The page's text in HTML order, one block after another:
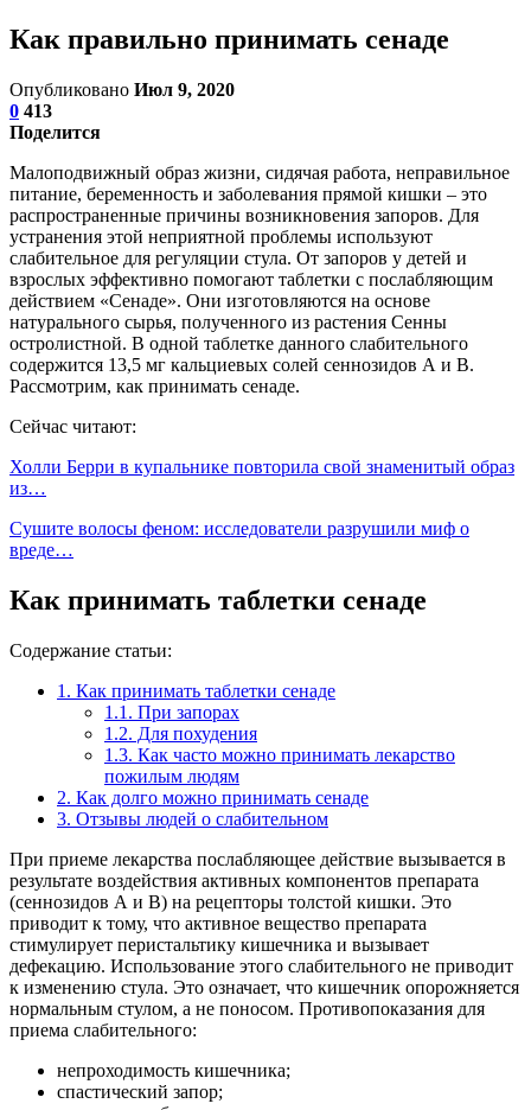
Как правильно принимать сенаде
Опубликовано Июл 9, 2020
0 413
Поделится
Малоподвижный образ жизни, сидячая работа, неправильное
питание, беременность и заболевания прямой кишки – это
распространенные причины возникновения запоров. Для
устранения этой неприятной проблемы используют
слабительное для регуляции стула. От запоров у детей и
взрослых эффективно помогают таблетки с послабляющим
действием «Сенаде». Они изготовляются на основе
натурального сырья, полученного из растения Сенны
остролистной. В одной таблетке данного слабительного
содержится 13,5 мг кальциевых солей сеннозидов А и В.
Рассмотрим, как принимать сенаде.
Сейчас читают:
Холли Берри в купальнике повторила свой знаменитый образ
из…
Сушите волосы феном: исследователи разрушили миф о
вреде…
Как принимать таблетки сенаде
Содержание статьи:
1. Как принимать таблетки сенаде
1.1. При запорах
1.2. Для похудения
1.3. Как часто можно принимать лекарство
пожилым людям
2. Как долго можно принимать сенаде
3. Отзывы людей о слабительном
При приеме лекарства послабляющее действие вызывается в
результате воздействия активных компонентов препарата
(сеннозидов А и В) на рецепторы толстой кишки. Это
приводит к тому, что активное вещество препарата
стимулирует перистальтику кишечника и вызывает
дефекацию. Использование этого слабительного не приводит
к изменению стула. Это означает, что кишечник опорожняется
нормальным стулом, а не поносом. Противопоказания для
приема слабительного:
непроходимость кишечника;
спастический запор;